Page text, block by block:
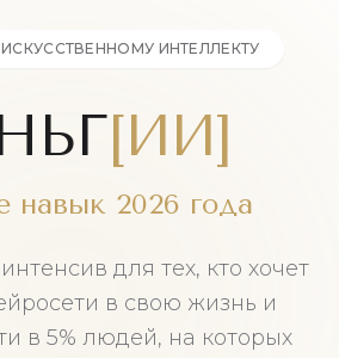
ИНТЕЛЛЕКТУ
[ИИ]
навык 2026 года
для тех, кто хочет
в свою жизнь и
в 5% людей, на которых